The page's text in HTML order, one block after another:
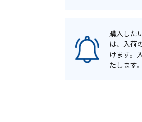
購入した
は、入荷
けます。
たします。